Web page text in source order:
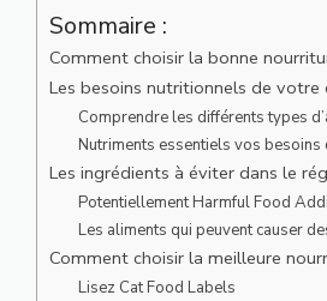
Sommaire :
Comment choisir la bonne
Les besoins nutritionnels de votre
Comprendre les différents types
Nutriments essentiels vos besoins
Les ingrédients à éviter dans le
Potentiellement Harmful Food
Les aliments qui peuvent causer
Comment choisir la meilleure
Lisez Cat Food Labels